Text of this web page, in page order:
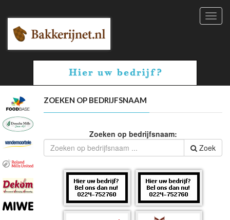
ZOEKEN OP BEDRIJFSNAAM
Zoeken op bedrijfsnaam:
Zoek